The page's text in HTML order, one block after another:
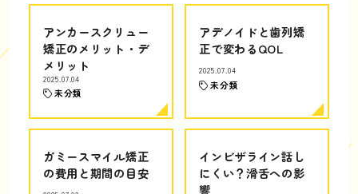
アンカースクリュー
矯正のメリット・デ
メリット
2025.07.04
未分類
アデノイドと歯列矯
正で変わるQOL
2025.07.04
未分類
ガミースマイル矯正
の費用と期間の目安
インビザライン話し
にくい？滑舌への影
響